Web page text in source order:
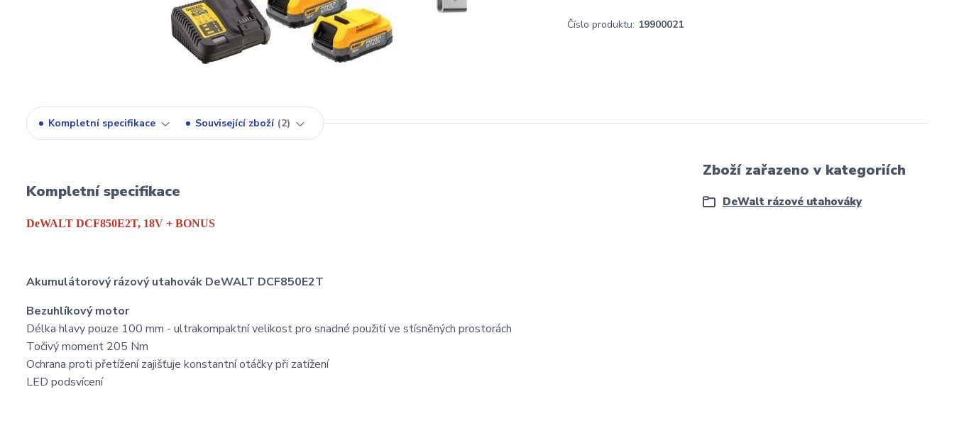
Číslo produktu: 19900021
Kompletní specifikace Související zboží 2
Kompletní specifikace
DeWALT DCF850E2T, 18V + BONUS
Akumulátorový rázový utahovák DeWALT DCF850E2T
Bezuhlíkový motor
Délka hlavy pouze 100 mm - ultrakompaktní velikost pro snadné použití ve stísněných prostorách
Točivý moment 205 Nm
Ochrana proti přetížení zajišťuje konstantní otáčky při zatížení
LED podsvícení
Zboží zařazeno v kategoriích
DeWalt rázové utahováky